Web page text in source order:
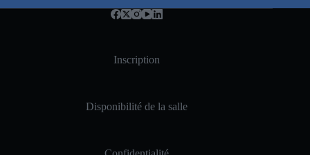
Inscription
Disponibilité de la salle